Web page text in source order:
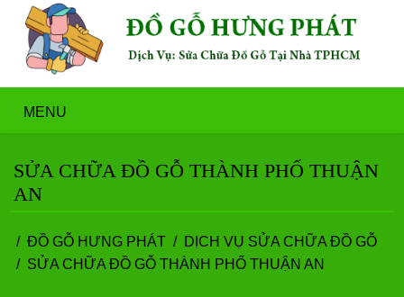
MENU
SỬA CHỮA ĐỒ GỖ THÀNH PHỐ THUẬN
AN
ĐỒ GỖ HƯNG PHÁT
DỊCH VỤ SỬA CHỮA ĐỒ GỖ
SỬA CHỮA ĐỒ GỖ THÀNH PHỐ THUẬN AN